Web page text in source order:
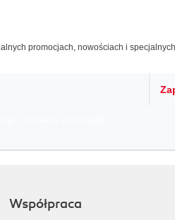
promocjach, nowościach i
Współpraca